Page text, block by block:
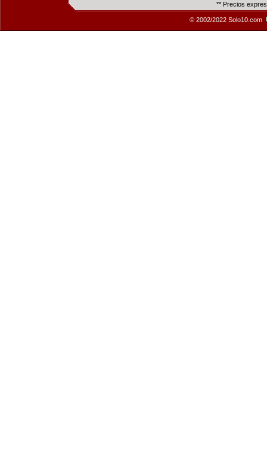
** Precios
© 2002/2022 Solo10.com